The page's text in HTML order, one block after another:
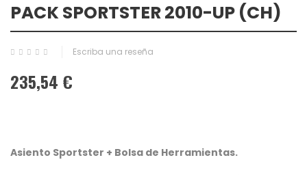
PACK SPORTSTER 2010-UP (CH)
Escriba una reseña
235,54 €
Asiento Sportster + Bolsa de Herramientas.